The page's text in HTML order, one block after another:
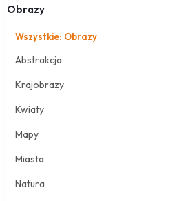
Obrazy
Wszystkie: Obrazy
Abstrakcja
Krajobrazy
Kwiaty
Mapy
Miasta
Natura